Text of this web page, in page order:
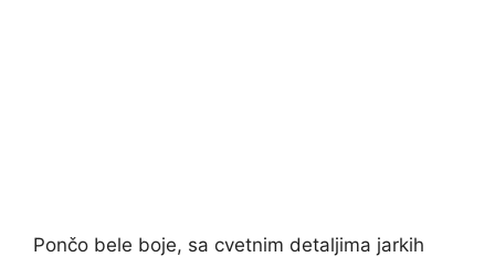
Pončo bele boje, sa cvetnim detaljima jarkih